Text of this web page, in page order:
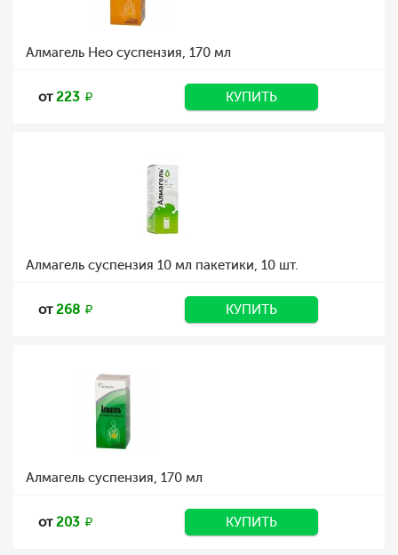
Алмагель Нео суспензия, 170 мл
от223 КУПИТЬ
Алмагель суспензия 10 мл пакетики, 10 шт.
от268 КУПИТЬ
Алмагель суспензия, 170 мл
от203 КУПИТЬ